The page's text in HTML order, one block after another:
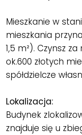
Mieszkanie w
mieszkania
1,5 m²). Czynsz
ok.600 złotych
spółdzielcze
Lokalizacja:
Budynek
znajduje się u